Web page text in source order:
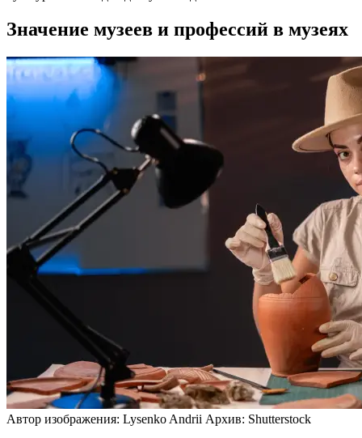
Значение музеев и профессий в музеях
Автор изображения: Lysenko Andrii Архив: Shutterstock